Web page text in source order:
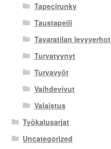
Tapecírunky
Taustapeili
Tavaratilan levyverhot
Turvatyynyt
Turvavyöt
Vaihdevivut
Valaistus
Työkalusarjat
Uncategorized